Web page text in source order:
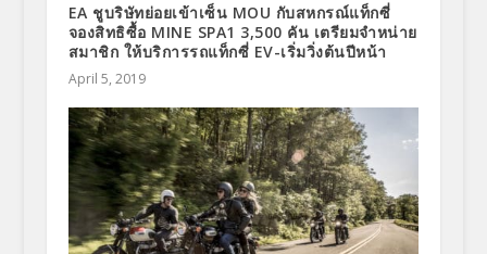
EA ชูบริษัทย่อยเข้าเซ็น MOU กับสหกรณ์แท็กซี่
จองสิทธิซื้อ MINE SPA1 3,500 คัน เตรียมจำหน่าย
สมาชิก ให้บริการรถแท็กซี่ EV-เริ่มวิ่งต้นปีหน้า
April 5, 2019